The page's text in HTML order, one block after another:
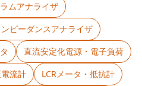
ムアナライザ
ピーダンスアナライザ
直流安定化電源・電子負荷
流計
LCRメータ・抵抗計